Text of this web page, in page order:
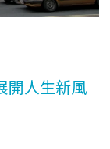
開人生新風